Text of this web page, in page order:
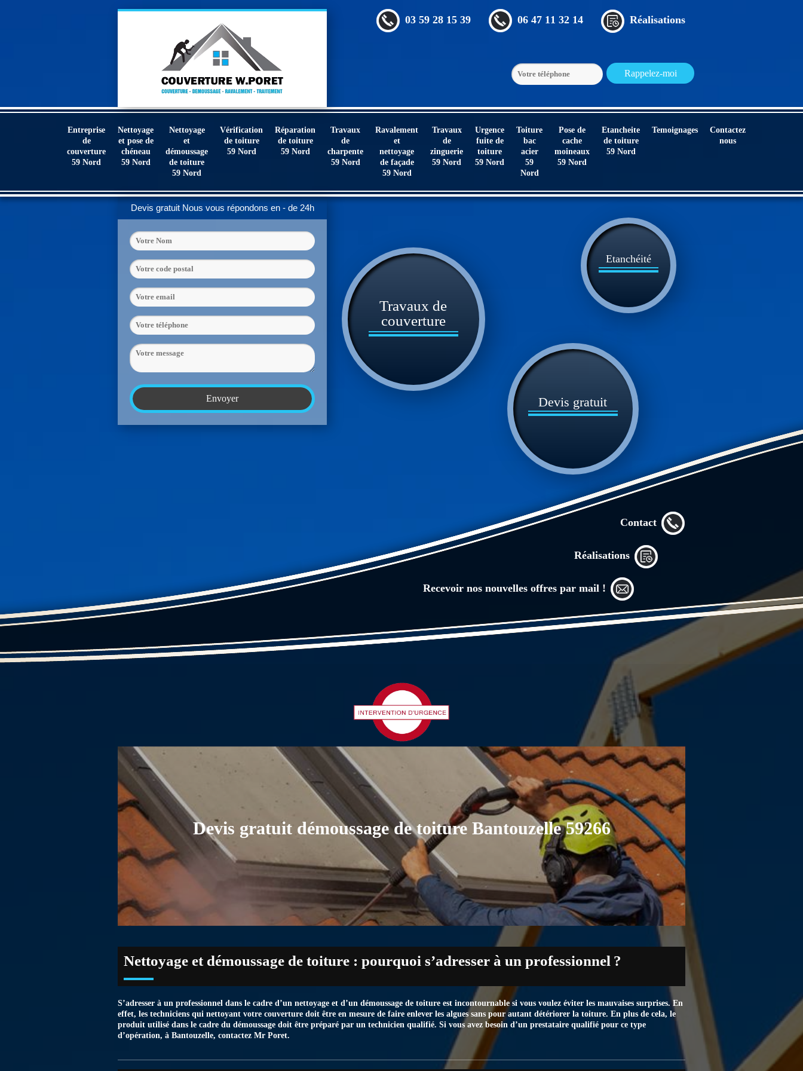
03 59 28 15 39 06 47 11 32 14 Réalisations
Entreprise
de
couverture
59 Nord
Nettoyage
et pose de
chéneau
59 Nord
Nettoyage
et
démoussage
de toiture
59 Nord
Vérification
de toiture
59 Nord
Réparation
de toiture
59 Nord
Travaux
de
charpente
59 Nord
Ravalement
et
nettoyage
de façade
59 Nord
Travaux
de
zinguerie
59 Nord
Urgence
fuite de
toiture
59 Nord
Toiture
bac
acier
59
Nord
Pose de
cache
moineaux
59 Nord
Etancheite
de toiture
59 Nord
Temoignages
Contactez
nous
Devis gratuit Nous vous répondons en - de 24h
Devis gratuit
Etanchéité
Travaux de
couverture
Contact
Réalisations
Recevoir nos nouvelles offres par mail !
Devis gratuit démoussage de toiture Bantouzelle 59266
Nettoyage et démoussage de toiture : pourquoi s’adresser à un professionnel ?
S’adresser à un professionnel dans le cadre d’un nettoyage et d’un démoussage de toiture est incontournable si vous voulez éviter les mauvaises surprises. En
effet, les techniciens qui nettoyant votre couverture doit être en mesure de faire enlever les algues sans pour autant détériorer la toiture. En plus de cela, le
produit utilisé dans le cadre du démoussage doit être préparé par un technicien qualifié. Si vous avez besoin d’un prestataire qualifié pour ce type
d’opération, à Bantouzelle, contactez Mr Poret.